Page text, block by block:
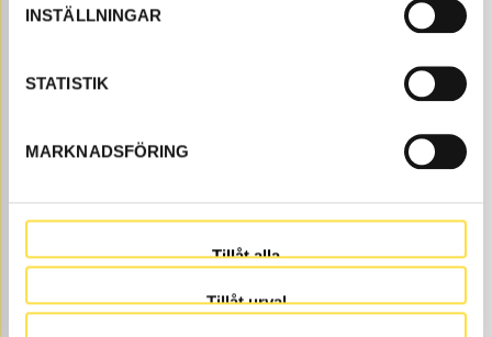
INSTÄLLNINGAR
STATISTIK
MARKNADSFÖRING
Tillåt alla
Tillåt urval
REFLECTOR COUNTERWEIGHT
For
rear light.
Åtgår 2
Price, VAT excl.
BUY
PROTECTION
Fits work light.
Åtgår